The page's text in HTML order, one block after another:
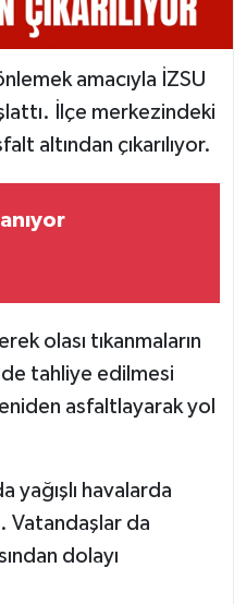
amacıyla İZSU
İlçe merkezindeki
altından çıkarılıyor.
olası tıkanmaların
tahliye edilmesi
asfaltlayarak yol
yağışlı havalarda
Vatandaşlar da
dolayı